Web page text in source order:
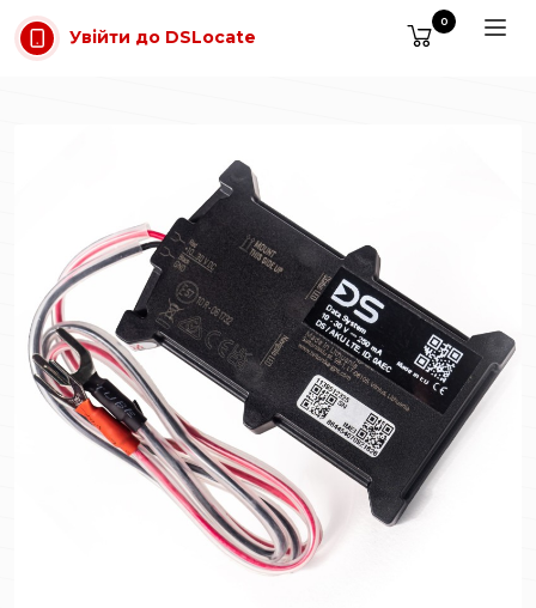
Перейти до основного вмісту
Увійти до DSLocate
0